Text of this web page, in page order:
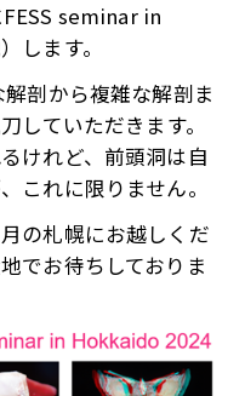
seminar in
します。
剖から複雑な解剖ま
していただきます。
けれど、前頭洞は自
これに限りません。
の札幌にお越しくだ
でお待ちしておりま